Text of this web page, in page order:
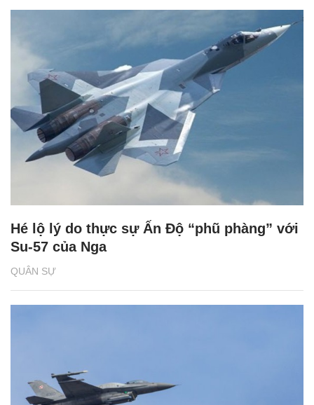
QUÂN SỰ
Hé lộ lý do thực sự Ấn Độ “phũ phàng” với
Su-57 của Nga